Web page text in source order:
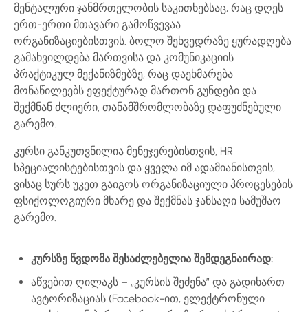
მენტალური ჯანმრთელობის საკითხებსაც, რაც დღეს
ერთ-ერთი მთავარი გამოწვევაა
ორგანიზაციებისთვის. ბოლო შეხვედრაზე ყურადღება
გამახვილდება მართვისა და კომუნიკაციის
პრაქტიკულ მექანიზმებზე, რაც დაეხმარება
მონაწილეებს ეფექტურად მართონ გუნდები და
შექმნან ძლიერი, თანამშრომლობაზე დაფუძნებული
გარემო.
კურსი განკუთვნილია მენეჯერებისთვის, HR
სპეციალისტებისთვის და ყველა იმ ადამიანისთვის,
ვისაც სურს უკეთ გაიგოს ორგანიზაციული პროცესების
ფსიქოლოგიური მხარე და შექმნას ჯანსაღი სამუშაო
გარემო.
კურსზე წვდომა შესაძლებელია შემდეგნაირად:
აწვებით ღილაკს – „კურსის შეძენა” და გადიხართ
ავტორიზაციას (Facebook-ით, ელექტრონული